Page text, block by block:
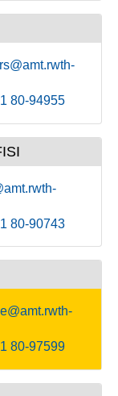
80-94955
80-90743
80-97599